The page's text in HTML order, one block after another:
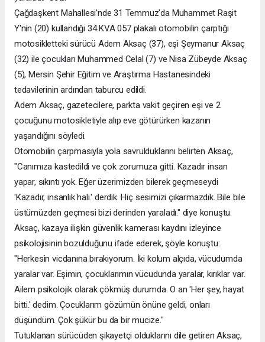
Çağdaşkent Mahallesi'nde 31 Temmuz'da Muhammet Raşit
Y'nin (20) kullandığı 34 KVA 057 plakalı otomobilin çarptığı
motosikletteki sürücü Adem Aksaç (37), eşi Şeymanur Aksaç
(32) ile çocukları Muhammed Celal (7) ve Nisa Zübeyde Aksaç
(5), Mersin Şehir Eğitim ve Araştırma Hastanesindeki
tedavilerinin ardından taburcu edildi.
Adem Aksaç, gazetecilere, parkta vakit geçiren eşi ve 2
çocuğunu motosikletiyle alıp eve götürürken kazanın
yaşandığını söyledi.
Otomobilin çarpmasıyla yola savrulduklarını belirten Aksaç,
"Canımıza kastedildi ve çok zorumuza gitti. Kazadır insan
yapar, sıkıntı yok. Eğer üzerimizden bilerek geçmeseydi
'Kazadır, insanlık hali.' derdik. Hiç sesimizi çıkarmazdık. Bile bile
üstümüzden geçmesi bizi derinden yaraladı." diye konuştu.
Aksaç, kazaya ilişkin güvenlik kamerası kaydını izleyince
psikolojisinin bozulduğunu ifade ederek, şöyle konuştu:
"Herkesin vicdanına bırakıyorum. İki kolum alçıda, vücudumda
yaralar var. Eşimin, çocuklarımın vücudunda yaralar, kırıklar var.
Ailem psikolojik olarak çökmüş durumda. O an 'Her şey, hayat
bitti.' dedim. Çocuklarım gözümün önüne geldi, onları
düşündüm. Çok şükür bu da bir mucize."
Tutuklanan sürücüden şikayetçi olduklarını dile getiren Aksaç,